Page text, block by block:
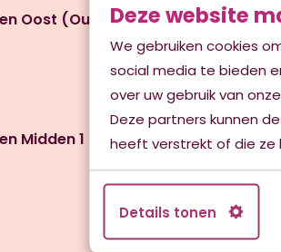
Deze website
We gebruiken cookies
social media te bieden
over uw gebruik van
Deze partners kunnen
heeft verstrekt of die ze
Details tonen
Oost (Oud Oost en
Midden 1 (Transvaalwijk)